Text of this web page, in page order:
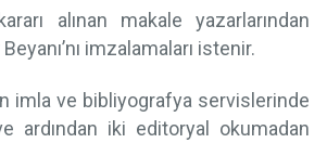
alınan makale yazarlarından
imzalamaları istenir.
imla ve bibliyografya servislerinde
ardından iki editoryal okumadan